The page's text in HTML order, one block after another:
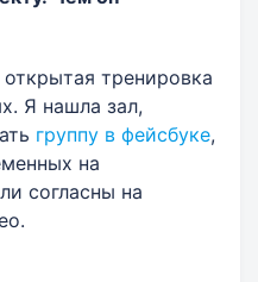
тренировка
Я нашла зал,
группу в фейсбуке,
на
согласны на